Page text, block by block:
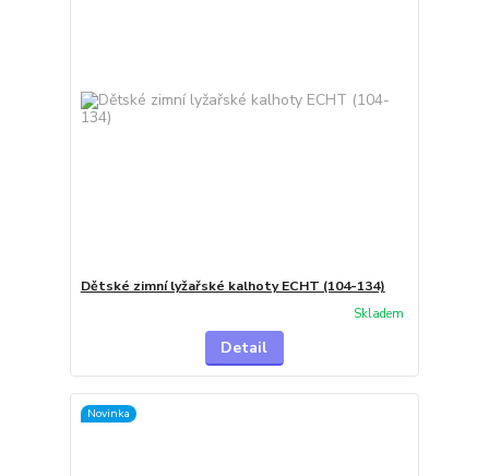
Dětské zimní lyžařské kalhoty ECHT (104-134)
Skladem
Detail
Novinka